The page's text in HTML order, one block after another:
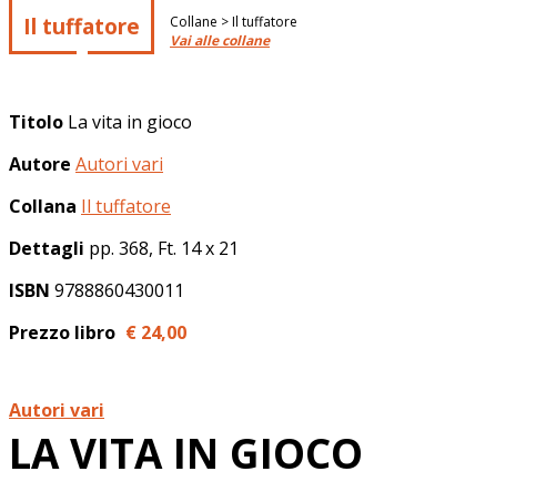
Il tuffatore
Collane > Il tuffatore
Vai alle collane
Titolo La vita in gioco
Autore Autori vari
Collana Il tuffatore
Dettagli pp. 368, Ft. 14 x 21
ISBN 9788860430011
Prezzo libro € 24,00
Autori vari
LA VITA IN GIOCO